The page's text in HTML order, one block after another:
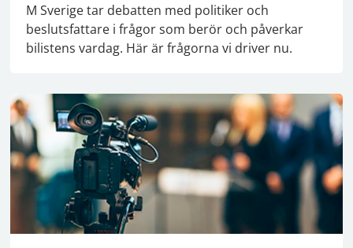
M Sverige tar debatten med politiker och
beslutsfattare i frågor som berör och påverkar
bilistens vardag. Här är frågorna vi driver nu.